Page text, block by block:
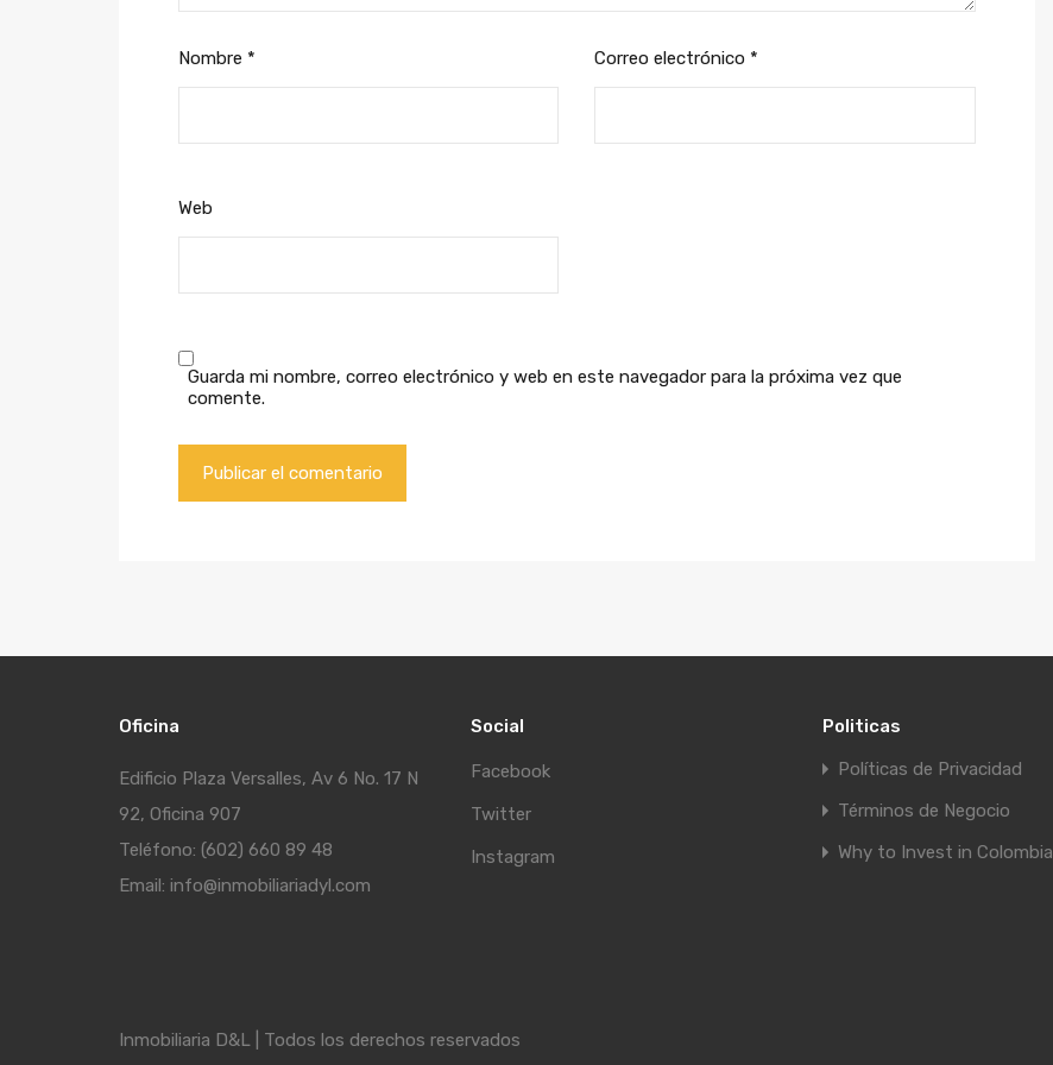
Nombre * Correo electrónico *
Web
Guarda mi nombre, correo electrónico y web en este navegador para la próxima vez que
comente.
Oficina
Edificio Plaza Versalles, Av 6 No. 17 N
92, Oficina 907
Teléfono: (602) 660 89 48
Email: info@inmobiliariadyl.com
Social
Facebook
Twitter
Instagram
Politicas
Políticas de Privacidad
Términos de Negocio
Why to Invest in Colombia
Inmobiliaria D&L | Todos los derechos reservados